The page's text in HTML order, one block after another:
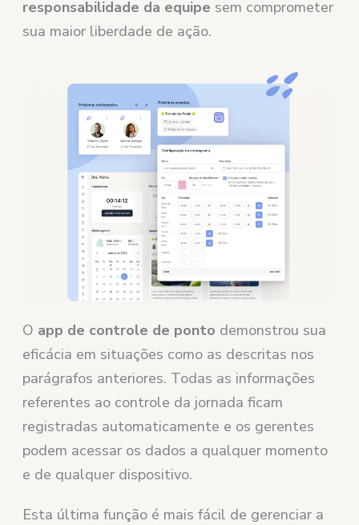
responsabilidade da equipe sem comprometer
sua maior liberdade de ação.
O app de controle de ponto demonstrou sua
eficácia em situações como as descritas nos
parágrafos anteriores. Todas as informações
referentes ao controle da jornada ficam
registradas automaticamente e os gerentes
podem acessar os dados a qualquer momento
e de qualquer dispositivo.
Esta última função é mais fácil de gerenciar a